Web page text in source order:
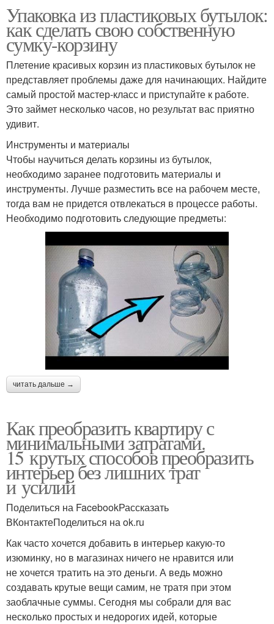
Упаковка из пластиковых бутылок:
как сделать свою собственную
сумку-корзину
Плетение красивых корзин из пластиковых бутылок не
представляет проблемы даже для начинающих. Найдите
самый простой мастер-класс и приступайте к работе.
Это займет несколько часов, но результат вас приятно
удивит.
Инструменты и материалы
Чтобы научиться делать корзины из бутылок,
необходимо заранее подготовить материалы и
инструменты. Лучше разместить все на рабочем месте,
тогда вам не придется отвлекаться в процессе работы.
Необходимо подготовить следующие предметы:
читать дальше →
Как преобразить квартиру с
минимальными затратами.
15 крутых способов преобразить
интерьер без лишних трат
и усилий
Поделиться на FacebookРассказать
ВКонтактеПоделиться на ok.ru
Как часто хочется добавить в интерьер какую-то
изюминку, но в магазинах ничего не нравится или
не хочется тратить на это деньги. А ведь можно
создавать крутые вещи самим, не тратя при этом
заоблачные суммы. Сегодня мы собрали для вас
несколько простых и недорогих идей, которые